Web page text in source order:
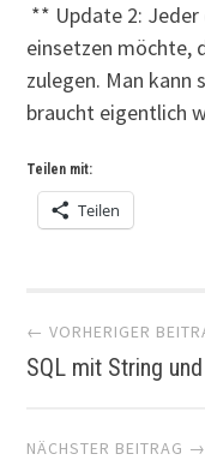
** Update 2: Jeder
einsetzen möchte,
zulegen. Man
braucht eigentlich
Teilen mit:
Teilen
Artikel-
← VORHERIGER
SQL mit String
NÄCHSTER BEITRAG →